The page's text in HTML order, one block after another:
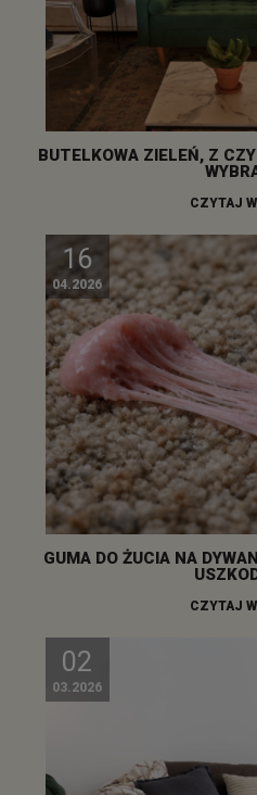
BUTELKOWA ZIELEŃ, Z
CZYTAJ
16
04.2026
GUMA DO ŻUCIA NA
CZYTAJ
02
03.2026